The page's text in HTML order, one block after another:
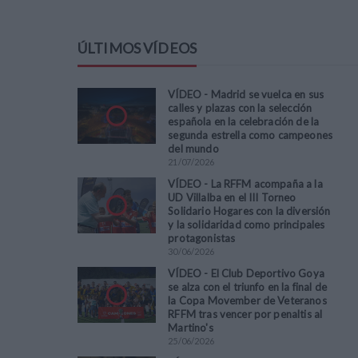
ÚLTIMOS VÍDEOS
VÍDEO - Madrid se vuelca en sus
calles y plazas con la selección
española en la celebración de la
segunda estrella como campeones
del mundo
21 /07/2026
VÍDEO - La RFFM acompaña a la
UD Villalba en el III Torneo
Solidario Hogares con la diversión
y la solidaridad como principales
protagonistas
30/06/2026
VÍDEO - El Club Deportivo Goya
se alza con el triunfo en la final de
la Copa Movember de Veteranos
RFFM tras vencer por penaltis al
Martino's
25/06/2026